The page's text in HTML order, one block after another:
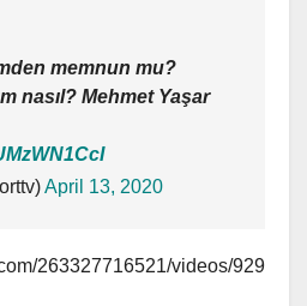
memnun mu?
nasıl? Mehmet Yaşar
April 13, 2020
263327716521/videos/929